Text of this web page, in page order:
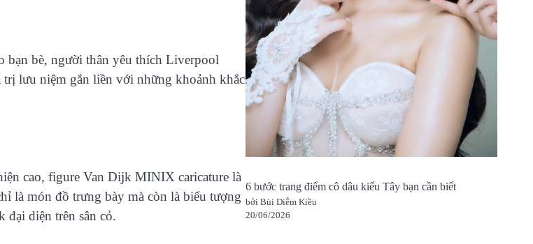
bạn bè, người thân yêu thích Liverpool
trị lưu niệm gắn liền với những khoảnh khắc
cao, figure Van Dijk MINIX caricature là
là món đồ trưng bày mà còn là biểu tượng
đại diện trên sân cỏ.
6 bước trang điểm cô dâu kiểu Tây bạn cần biết
bởi Bùi Diễm Kiều
20/06/2026